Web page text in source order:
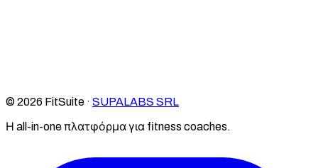
© 2026 FitSuite · SUPALABS SRL
Η all-in-one πλατφόρμα για fitness coaches.